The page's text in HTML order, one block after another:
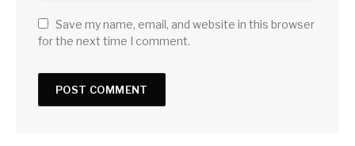
Save my name, email, and website in this browser
for the next time I comment.